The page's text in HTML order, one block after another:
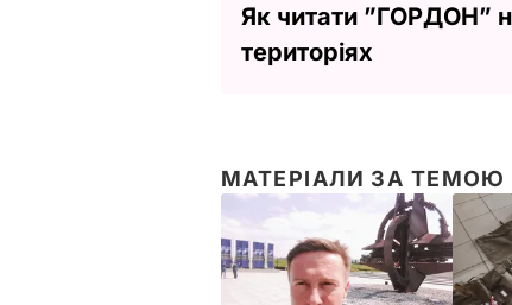
Як читати ”ГОРДОН”
територіях
МАТЕРІАЛИ ЗА ТЕМОЮ